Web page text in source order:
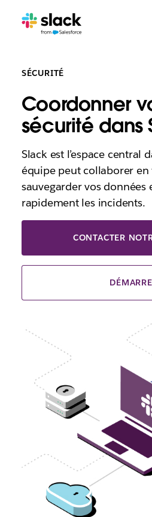
SÉCURITÉ
Coordonner
sécurité dans
Slack est l’espace central
équipe peut collaborer en
sauvegarder vos données
rapidement les incidents.
CONTACTER